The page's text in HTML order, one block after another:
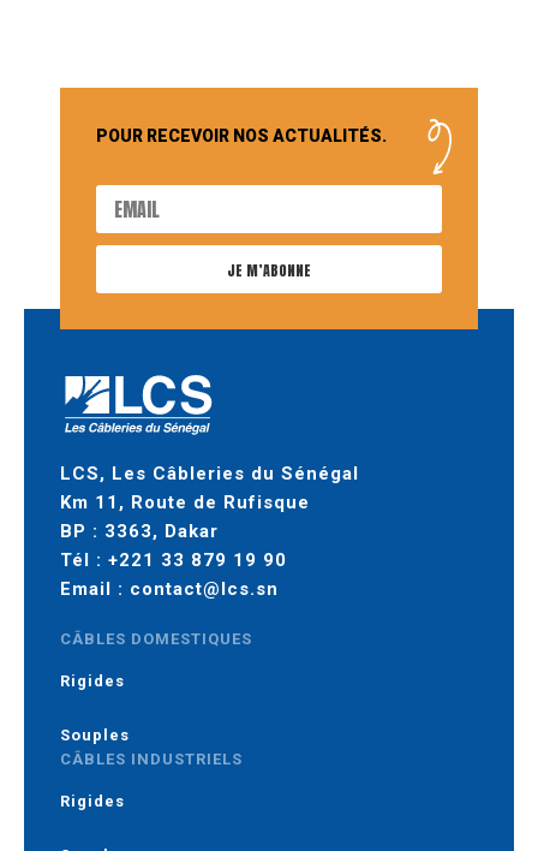
POUR RECEVOIR NOS ACTUALITÉS.
JE M’ABONNE
LCS, Les Câbleries du Sénégal
Km 11, Route de Rufisque
BP : 3363, Dakar
Tél : +221 33 879 19 90
Email : contact@lcs.sn
CÂBLES DOMESTIQUES
Rigides
Souples
CÂBLES INDUSTRIELS
Rigides